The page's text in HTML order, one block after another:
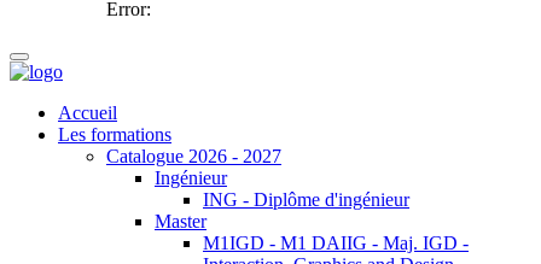
Error:
Accueil
Les formations
Catalogue 2026 - 2027
Ingénieur
ING - Diplôme d'ingénieur
Master
M1IGD - M1 DAIIG - Maj. IGD -